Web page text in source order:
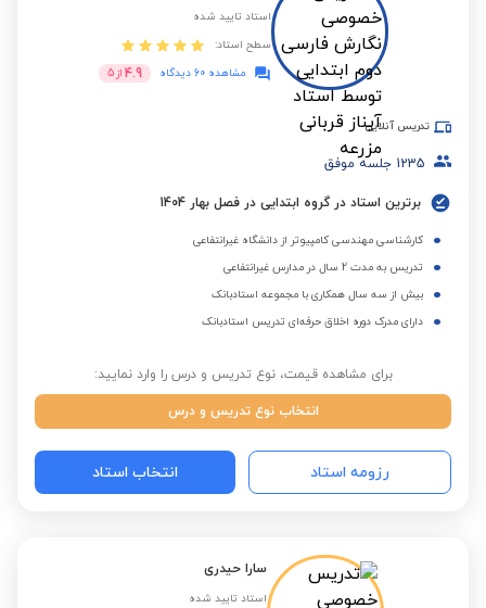
استاد تایید شده
سطح استاد:
مشاهده 60 دیدگاه
4.9 از 5
تدریس آنلاین
1235 جلسه موفق
برترین استاد در گروه ابتدایی در فصل بهار 1404
کارشناسی مهندسی کامپیوتر از دانشگاه غیرانتفاعی
تدریس به مدت 2 سال در مدارس غیرانتفاعی
بیش از سه سال همکاری با مجموعه استادبانک
دارای مدرک دوره اخلاق حرفه‌ای تدریس استادبانک
برای مشاهده قیمت، نوع تدریس و درس را وارد نمایید:
انتخاب نوع تدریس و درس
رزومه استاد انتخاب استاد
سارا حیدری
استاد تایید شده